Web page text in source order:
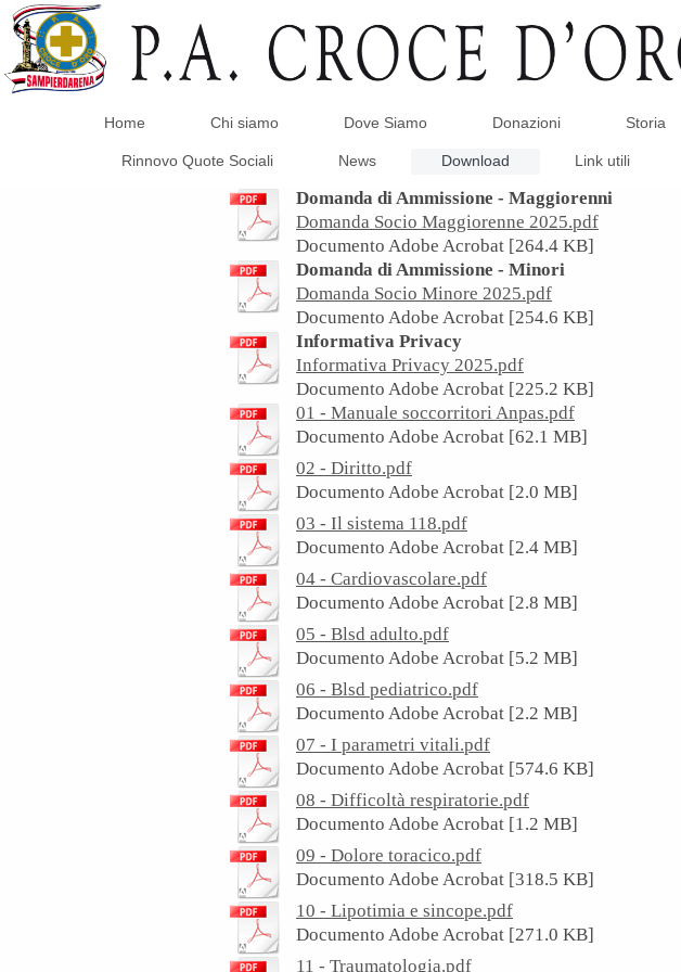
Home Chi siamo Dove Siamo Donazioni Storia
Rinnovo Quote Sociali News Download Link utili
Domanda di Ammissione - Maggiorenni
Domanda Socio Maggiorenne 2025.pdf
Documento Adobe Acrobat [264.4 KB]
Domanda di Ammissione - Minori
Domanda Socio Minore 2025.pdf
Documento Adobe Acrobat [254.6 KB]
Informativa Privacy
Informativa Privacy 2025.pdf
Documento Adobe Acrobat [225.2 KB]
01 - Manuale soccorritori Anpas.pdf
Documento Adobe Acrobat [62.1 MB]
02 - Diritto.pdf
Documento Adobe Acrobat [2.0 MB]
03 - Il sistema 118.pdf
Documento Adobe Acrobat [2.4 MB]
04 - Cardiovascolare.pdf
Documento Adobe Acrobat [2.8 MB]
05 - Blsd adulto.pdf
Documento Adobe Acrobat [5.2 MB]
06 - Blsd pediatrico.pdf
Documento Adobe Acrobat [2.2 MB]
07 - I parametri vitali.pdf
Documento Adobe Acrobat [574.6 KB]
08 - Difficoltà respiratorie.pdf
Documento Adobe Acrobat [1.2 MB]
09 - Dolore toracico.pdf
Documento Adobe Acrobat [318.5 KB]
10 - Lipotimia e sincope.pdf
Documento Adobe Acrobat [271.0 KB]
11 - Traumatologia.pdf